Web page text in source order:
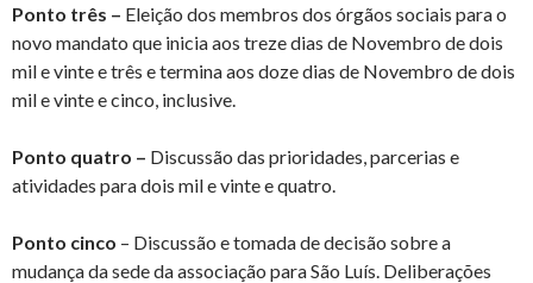
Ponto três – Eleição dos membros dos órgãos sociais para o
novo mandato que inicia aos treze dias de Novembro de dois
mil e vinte e três e termina aos doze dias de Novembro de dois
mil e vinte e cinco, inclusive.
Ponto quatro – Discussão das prioridades, parcerias e
atividades para dois mil e vinte e quatro.
Ponto cinco – Discussão e tomada de decisão sobre a
mudança da sede da associação para São Luís. Deliberações